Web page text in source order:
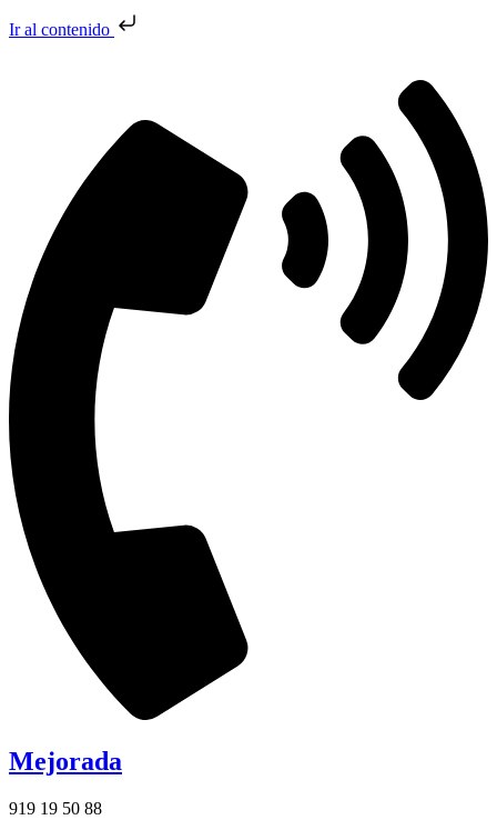
Ir al contenido
Mejorada
919 19 50 88